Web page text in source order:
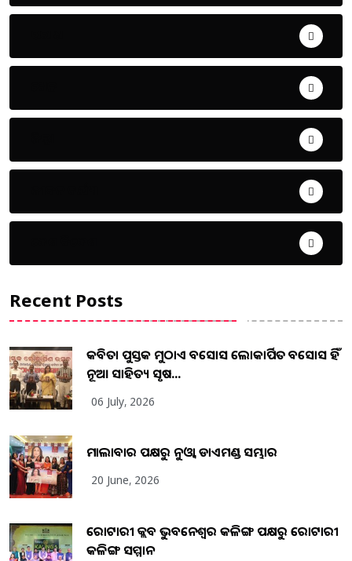
Recent Posts
କବିତା ପୁସ୍ତକ ମୁଠାଏ ଅବସୋସ ଲୋକାର୍ପିତ ଅବସୋସ ହିଁ
ନୂଆ ସାହିତ୍ୟ ସୃଷ...
06 July, 2026
ମାଲାବାର ପକ୍ଷରୁ ନୁଓ୍ବା ଡାଏମଣ୍ଡ ସମ୍ଭାର
20 June, 2026
ରୋଟାରୀ କ୍ଲବ ଭୁବନେଶ୍ୱର କଳିଙ୍ଗ ପକ୍ଷରୁ ରୋଟାରୀ
କଳିଙ୍ଗ ସମ୍ମାନ